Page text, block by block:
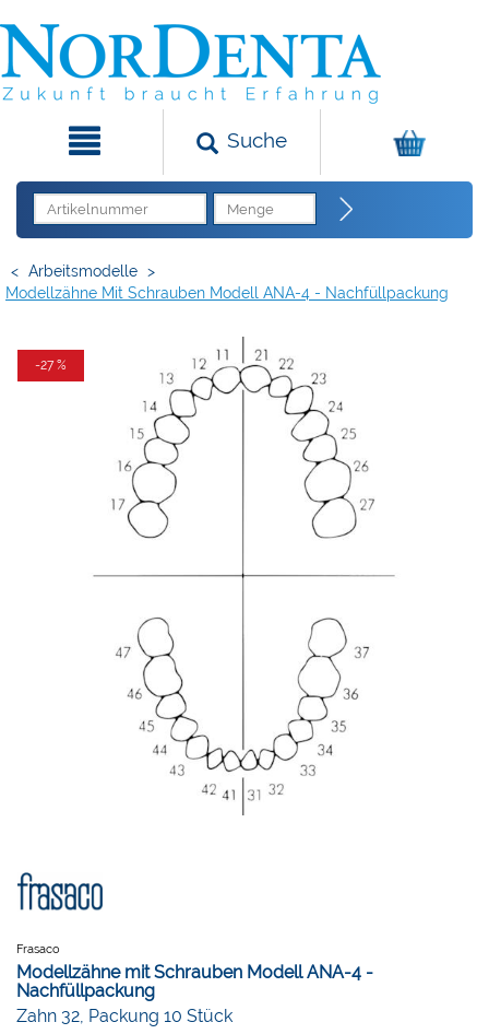
Suche
< Arbeitsmodelle >
Modellzähne Mit Schrauben Modell ANA-4 - Nachfüllpackung
-27 %
Frasaco
Modellzähne mit Schrauben Modell ANA-4 -
Nachfüllpackung
Zahn 32, Packung 10 Stück